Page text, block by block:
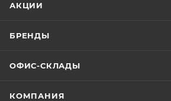
АКЦИИ
БРЕНДЫ
ОФИС-СКЛАДЫ
КОМПАНИЯ